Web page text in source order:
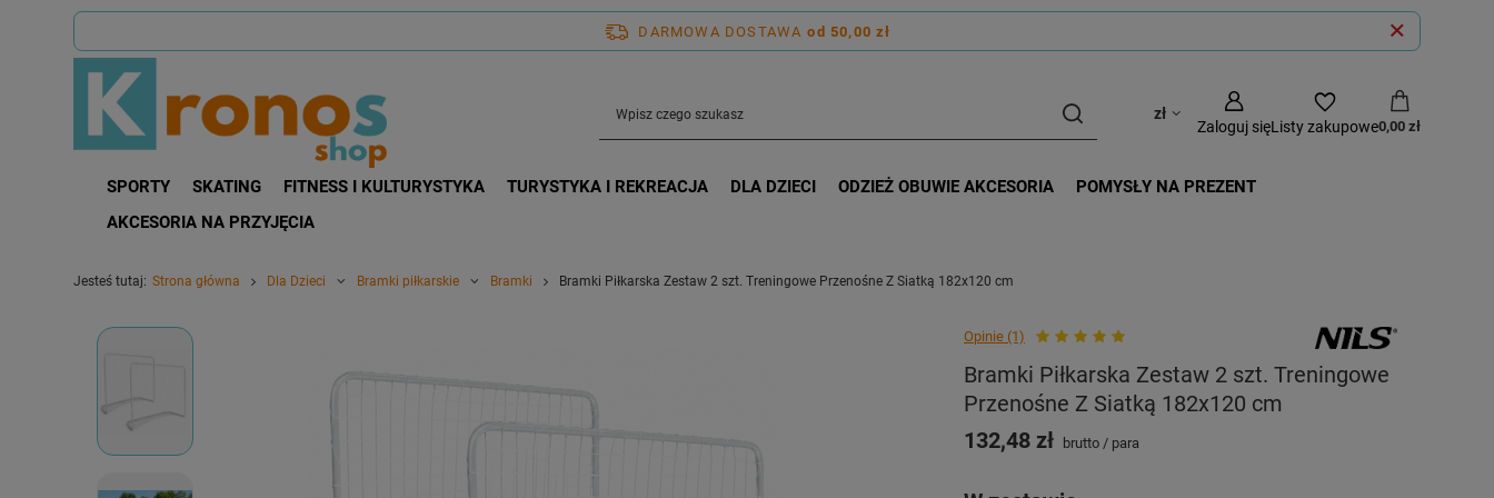
DARMOWA DOSTAWA od 50,00 zł
zł
Zaloguj sięListy zakupowe0,00 zł
SPORTY SKATING FITNESS I KULTURYSTYKA TURYSTYKA I REKREACJA DLA DZIECI ODZIEŻ OBUWIE AKCESORIA
POMYSŁY NA PREZENT
AKCESORIA NA PRZYJĘCIA
Jesteś tutaj: Strona główna Dla Dzieci Bramki piłkarskie Bramki Bramki Piłkarska Zestaw 2 szt. Treningowe Przenośne Z Siatką 182x120 cm
Opinie (1)
Bramki Piłkarska Zestaw 2 szt. Treningowe
Przenośne Z Siatką 182x120 cm
132,48 zł brutto / para